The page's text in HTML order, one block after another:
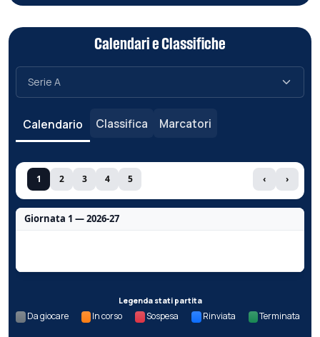
Calendari e Classifiche
Calendario Classifica Marcatori
1 2 3 4 5 ‹ ›
Giornata 1 — 2026-27
Legenda stati partita
Da giocare In corso Sospesa Rinviata Terminata